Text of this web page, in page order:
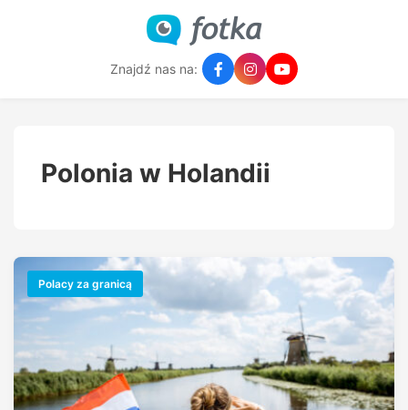
Znajdź nas na:
Polonia w Holandii
Polacy za granicą